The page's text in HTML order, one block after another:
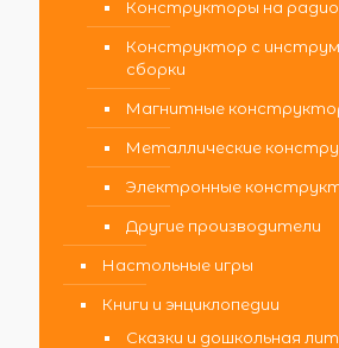
Конструкторы на
Конструктор с
сборки
Магнитные
Металлические
Электронные
Другие производители
Настольные игры
Книги и энциклопедии
Сказки и дошкольная